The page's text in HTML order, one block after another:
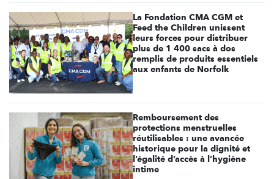
La Fondation CMA CGM et
Feed the Children unissent
leurs forces pour distribuer
plus de 1 400 sacs à dos
remplis de produits essentiels
aux enfants de Norfolk
Remboursement des
protections menstruelles
réutilisables : une avancée
historique pour la dignité et
l’égalité d’accès à l’hygiène
intime